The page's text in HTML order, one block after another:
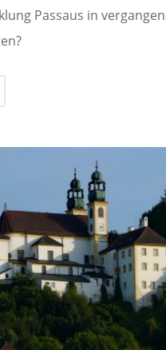
Passaus in